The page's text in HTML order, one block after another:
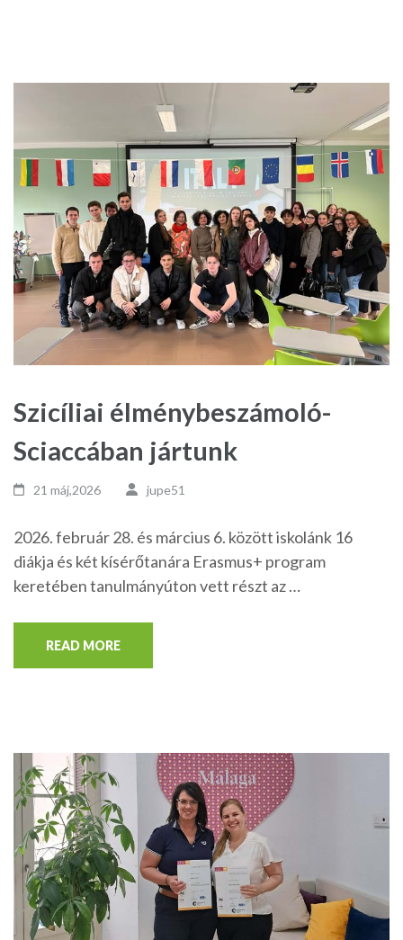
Szicíliai élménybeszámoló-
Sciaccában jártunk
21 máj,2026 jupe51
2026. február 28. és március 6. között iskolánk 16
diákja és két kísérőtanára Erasmus+ program
keretében tanulmányúton vett részt az …
READ MORE